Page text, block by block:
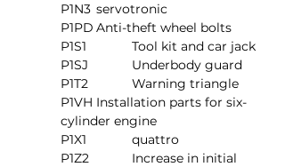
P1N3	servotronic
P1PD	Anti-theft wheel bolts
P1S1		Tool kit and car jack
P1SJ		Underbody guard
P1T2		Warning triangle
P1VH	Installation parts for six-
cylinder engine
P1X1		quattro
P1Z2		Increase in initial